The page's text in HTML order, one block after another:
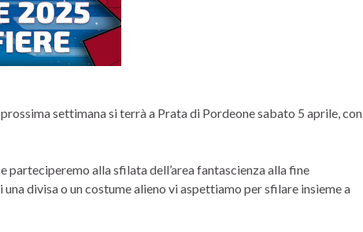
settimana si terrà a Prata di Pordeone sabato 5 aprile, con
parteciperemo alla sfilata dell’area fantascienza alla fine
divisa o un costume alieno vi aspettiamo per sfilare insieme a